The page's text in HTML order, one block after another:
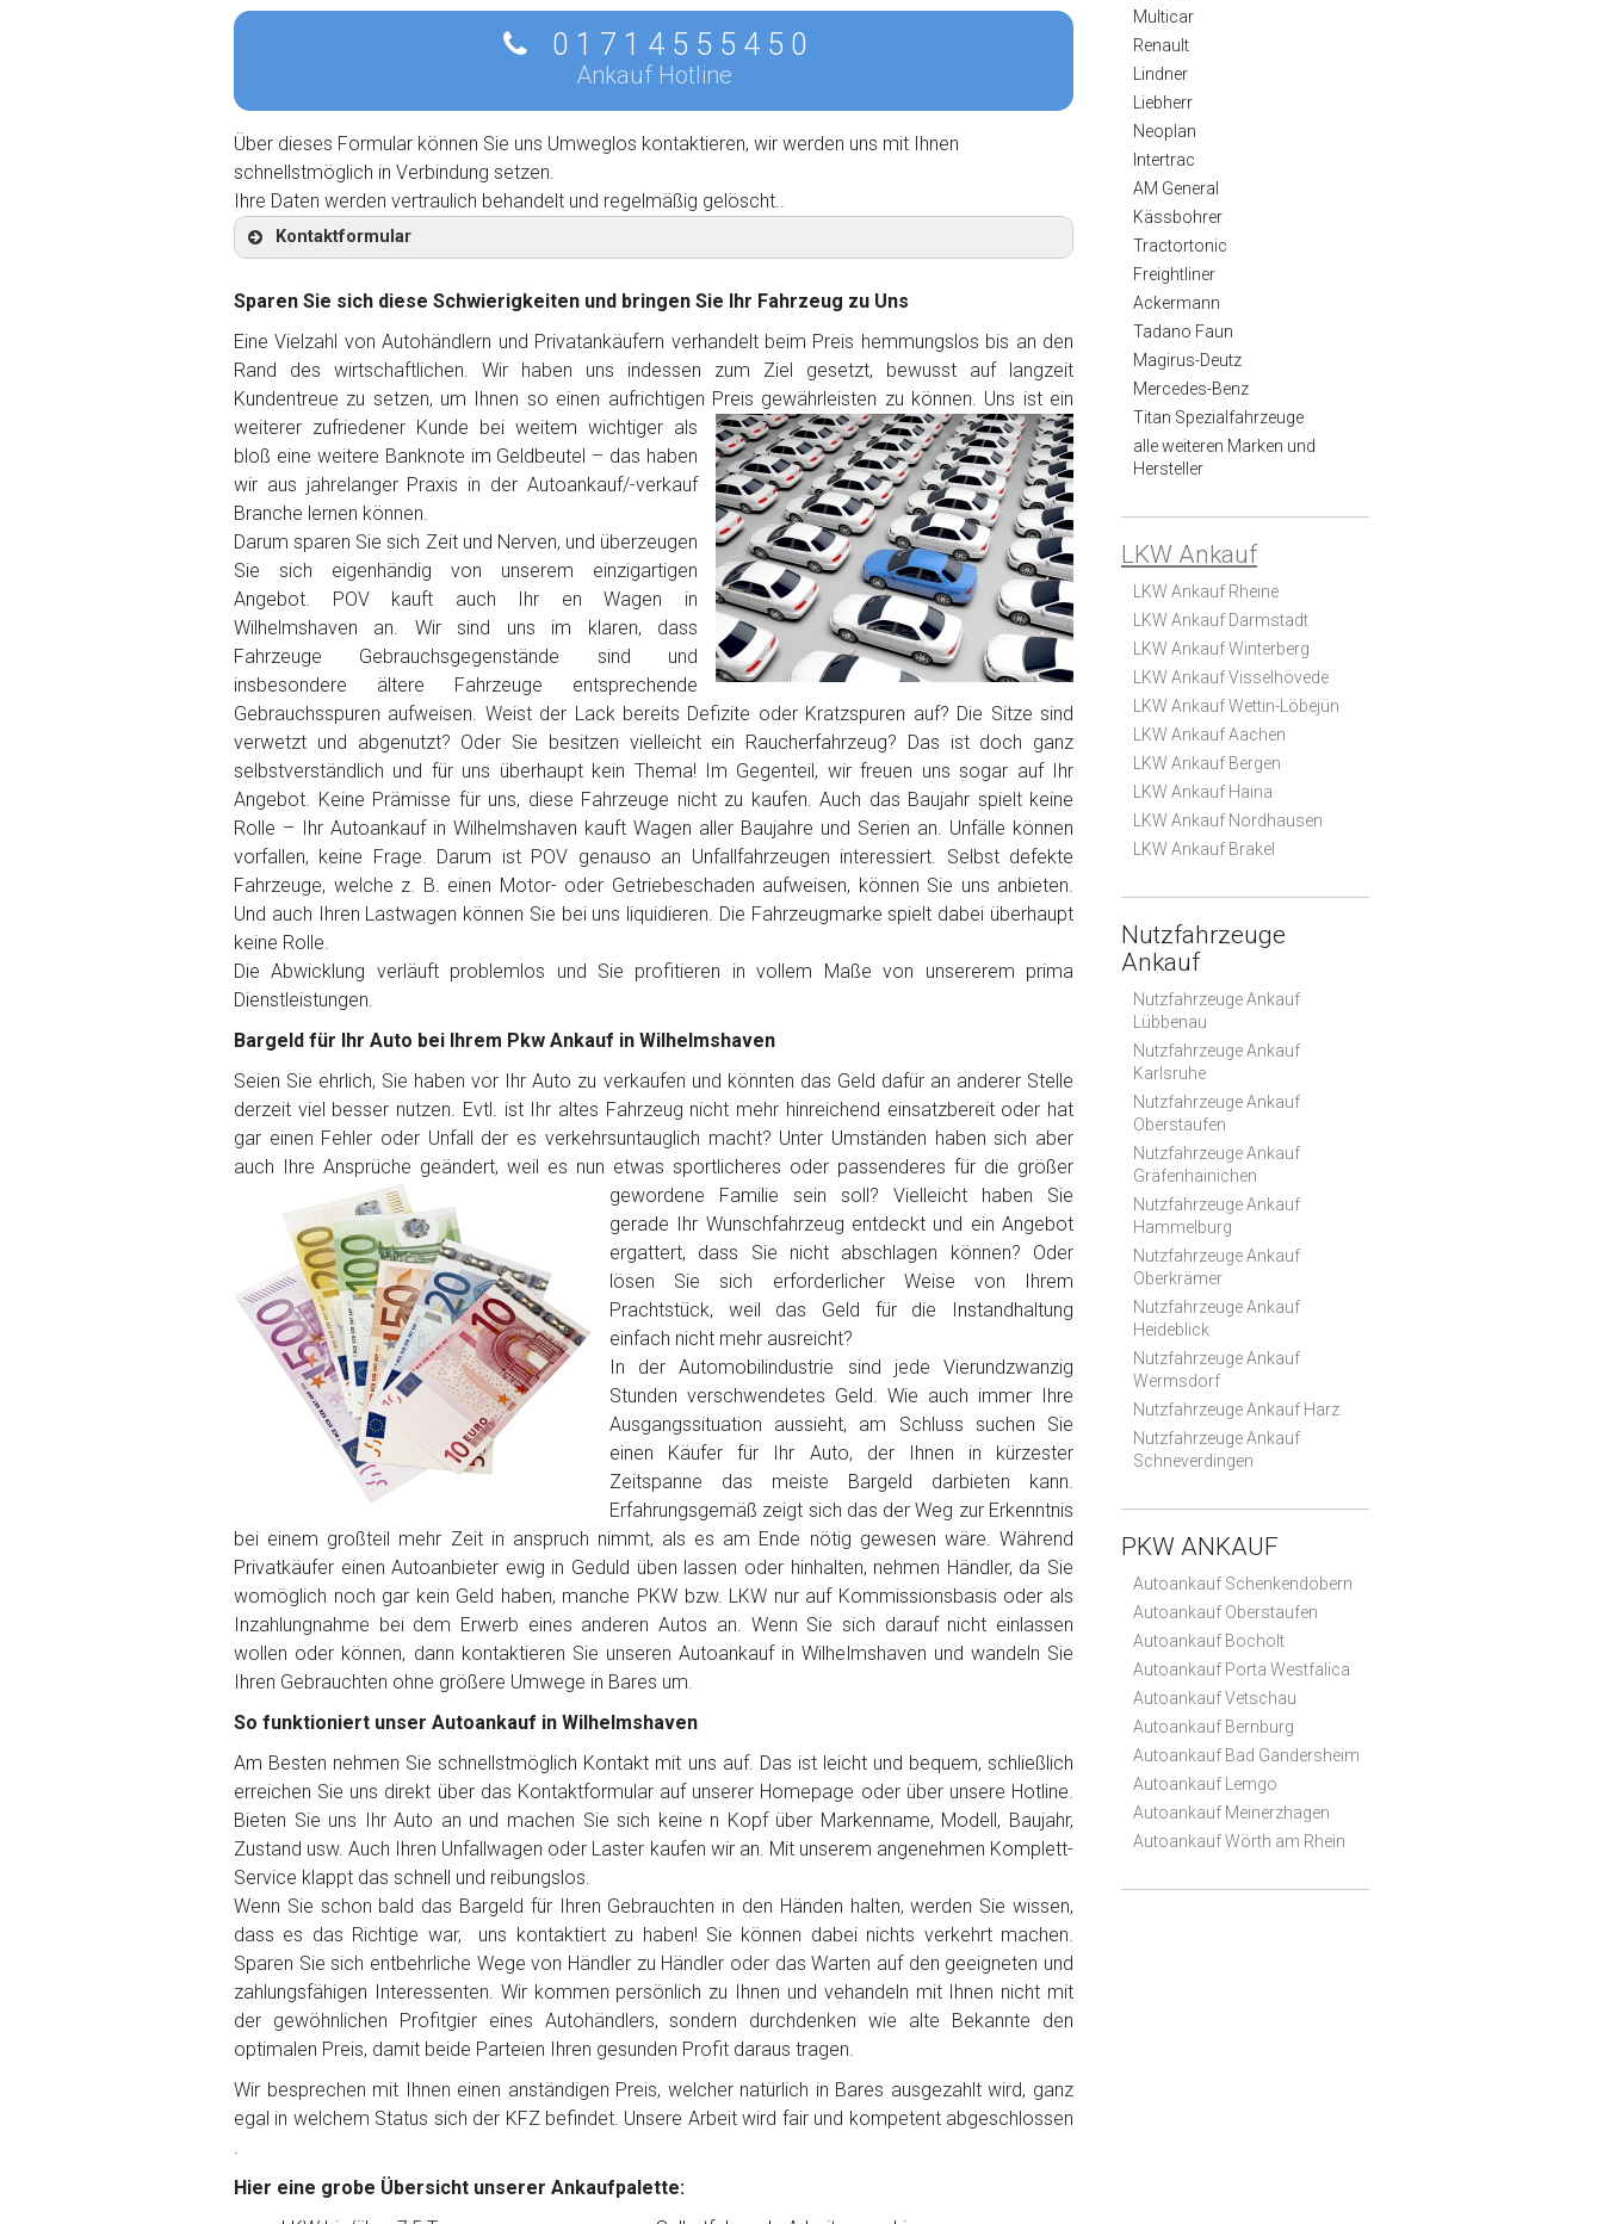
0 1 7 1 4 5 5 5 4 5 0
Ankauf Hotline
Über dieses Formular können Sie uns Umweglos kontaktieren, wir werden uns mit Ihnen
schnellstmöglich in Verbindung setzen.
Ihre Daten werden vertraulich behandelt und regelmäßig gelöscht..
Kontaktformular
Kontaktformular
Marke*
Model*
Baujahr
Getriebe
Bekannte Schäden
Kilometerstand
Preisvorstellung
Name*
Telefon*
Email
PLZ und Ort
Foto Nr. 1
Foto Nr. 2
Foto Nr. 3
Sonstiges
Fertig
Wie viel ist 10+2 ?
Sparen Sie sich diese Schwierigkeiten und bringen Sie Ihr Fahrzeug zu Uns
Eine Vielzahl von Autohändlern und Privatankäufern verhandelt beim Preis hemmungslos bis an den
Rand des wirtschaftlichen. Wir haben uns indessen zum Ziel gesetzt, bewusst auf langzeit
Kundentreue zu setzen, um Ihnen so einen aufrichtigen Preis gewährleisten zu können. Uns ist ein
weiterer zufriedener Kunde
bei weitem wichtiger als
bloß eine weitere Banknote im Geldbeutel – das haben
wir aus jahrelanger Praxis in der Autoankauf/-verkauf
Branche lernen können.
Darum sparen Sie sich Zeit und Nerven, und überzeugen
Sie sich eigenhändig von unserem einzigartigen
Angebot. POV kauft auch Ihr en Wagen in
Wilhelmshaven an. Wir sind uns im klaren, dass
Fahrzeuge Gebrauchsgegenstände sind und
insbesondere ältere Fahrzeuge entsprechende
Gebrauchsspuren aufweisen. Weist der Lack bereits Defizite oder Kratzspuren auf? Die Sitze sind
verwetzt und abgenutzt? Oder Sie besitzen vielleicht ein Raucherfahrzeug? Das ist doch ganz
selbstverständlich und für uns überhaupt kein Thema! Im Gegenteil, wir freuen uns sogar auf Ihr
Angebot. Keine Prämisse für uns, diese Fahrzeuge nicht zu kaufen. Auch das Baujahr spielt keine
Rolle – Ihr Autoankauf in Wilhelmshaven kauft Wagen aller Baujahre und Serien an. Unfälle können
vorfallen, keine Frage. Darum ist POV genauso an Unfallfahrzeugen interessiert. Selbst defekte
Fahrzeuge, welche z. B. einen Motor- oder Getriebeschaden aufweisen, können Sie uns anbieten.
Und auch Ihren Lastwagen können Sie bei uns liquidieren. Die Fahrzeugmarke spielt dabei überhaupt
keine Rolle.
Die Abwicklung verläuft problemlos und Sie profitieren in vollem Maße von unsererem prima
Dienstleistungen.
Bargeld für Ihr Auto bei Ihrem Pkw Ankauf in Wilhelmshaven
Seien Sie ehrlich, Sie haben vor Ihr Auto zu verkaufen und könnten das Geld dafür an anderer Stelle
derzeit viel besser nutzen. Evtl. ist Ihr altes Fahrzeug nicht mehr hinreichend einsatzbereit oder hat
gar einen Fehler oder Unfall der es verkehrsuntauglich macht? Unter Umständen haben sich aber
auch Ihre Ansprüche geändert, weil es nun etwas sportlicheres oder passenderes für die größer
gewordene Familie sein soll? Vielleicht haben Sie
gerade Ihr Wunschfahrzeug entdeckt und ein Angebot
ergattert, dass Sie nicht abschlagen können? Oder
lösen Sie sich erforderlicher Weise von Ihrem
Prachtstück, weil das Geld für die Instandhaltung
einfach nicht mehr ausreicht?
In der Automobilindustrie sind jede Vierundzwanzig
Stunden verschwendetes Geld. Wie auch immer Ihre
Ausgangssituation aussieht, am Schluss suchen Sie
einen Käufer für Ihr Auto, der Ihnen in kürzester
Zeitspanne das meiste Bargeld darbieten kann.
Erfahrungsgemäß zeigt sich das der Weg zur Erkenntnis
bei einem großteil mehr Zeit in anspruch nimmt, als es am Ende nötig gewesen wäre. Während
Privatkäufer einen Autoanbieter ewig in Geduld üben lassen oder hinhalten, nehmen Händler, da Sie
womöglich noch gar kein Geld haben, manche PKW bzw. LKW nur auf Kommissionsbasis oder als
Inzahlungnahme bei dem Erwerb eines anderen Autos an. Wenn Sie sich darauf nicht einlassen
wollen oder können, dann kontaktieren Sie unseren Autoankauf in Wilhelmshaven und wandeln Sie
Ihren Gebrauchten ohne größere Umwege in Bares um.
So funktioniert unser Autoankauf in Wilhelmshaven
Am Besten nehmen Sie schnellstmöglich Kontakt mit uns auf. Das ist leicht und bequem, schließlich
erreichen Sie uns direkt über das Kontaktformular auf unserer Homepage oder über unsere Hotline.
Bieten Sie uns Ihr Auto an und machen Sie sich keine n Kopf über Markenname, Modell, Baujahr,
Zustand usw. Auch Ihren Unfallwagen oder Laster kaufen wir an. Mit unserem angenehmen Komplett-
Service klappt das schnell und reibungslos.
Wenn Sie schon bald das Bargeld für Ihren Gebrauchten in den Händen halten, werden Sie wissen,
dass es das Richtige war, uns kontaktiert zu haben! Sie können dabei nichts verkehrt machen.
Sparen Sie sich entbehrliche Wege von Händler zu Händler oder das Warten auf den geeigneten und
zahlungsfähigen Interessenten. Wir kommen persönlich zu Ihnen und vehandeln mit Ihnen nicht mit
der gewöhnlichen Profitgier eines Autohändlers, sondern durchdenken wie alte Bekannte den
optimalen Preis, damit beide Parteien Ihren gesunden Profit daraus tragen.
Wir besprechen mit Ihnen einen anständigen Preis, welcher natürlich in Bares ausgezahlt wird, ganz
egal in welchem Status sich der KFZ befindet. Unsere Arbeit wird fair und kompetent abgeschlossen
.
Hier eine grobe Übersicht unserer Ankaufpalette:
Multicar
Renault
Lindner
Liebherr
Neoplan
Intertrac
AM General
Kässbohrer
Tractortonic
Freightliner
Ackermann
Tadano Faun
Magirus-Deutz
Mercedes-Benz
Titan Spezialfahrzeuge
alle weiteren Marken und
Hersteller
LKW Ankauf
LKW Ankauf Rheine
LKW Ankauf Darmstadt
LKW Ankauf Winterberg
LKW Ankauf Visselhövede
LKW Ankauf Wettin-Löbejün
LKW Ankauf Aachen
LKW Ankauf Bergen
LKW Ankauf Haina
LKW Ankauf Nordhausen
LKW Ankauf Brakel
Nutzfahrzeuge
Ankauf
Nutzfahrzeuge Ankauf
Lübbenau
Nutzfahrzeuge Ankauf
Karlsruhe
Nutzfahrzeuge Ankauf
Oberstaufen
Nutzfahrzeuge Ankauf
Gräfenhainichen
Nutzfahrzeuge Ankauf
Hammelburg
Nutzfahrzeuge Ankauf
Oberkrämer
Nutzfahrzeuge Ankauf
Heideblick
Nutzfahrzeuge Ankauf
Wermsdorf
Nutzfahrzeuge Ankauf Harz
Nutzfahrzeuge Ankauf
Schneverdingen
PKW ANKAUF
Autoankauf Schenkendöbern
Autoankauf Oberstaufen
Autoankauf Bocholt
Autoankauf Porta Westfalica
Autoankauf Vetschau
Autoankauf Bernburg
Autoankauf Bad Gandersheim
Autoankauf Lemgo
Autoankauf Meinerzhagen
Autoankauf Wörth am Rhein